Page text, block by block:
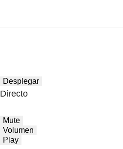
Desplegar
Directo
Mute
Volumen
Play